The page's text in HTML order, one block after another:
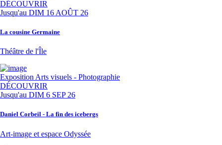
DÉCOUVRIR
Jusqu'au DIM 16 AOÛT 26
La cousine Germaine
Théâtre de l'Île
Exposition Arts visuels - Photographie
DÉCOUVRIR
Jusqu'au DIM 6 SEP 26
Daniel Corbeil - La fin des icebergs
Art-image et espace Odyssée